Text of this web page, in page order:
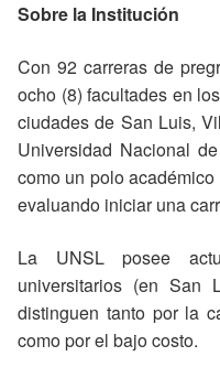
Sobre la Institución
Con 92 carreras de
ocho (8) facultades en
ciudades de San Luis,
Universidad Nacional
como un polo
evaluando iniciar una
La UNSL posee
universitarios (en San
distinguen tanto por la
como por el bajo costo.